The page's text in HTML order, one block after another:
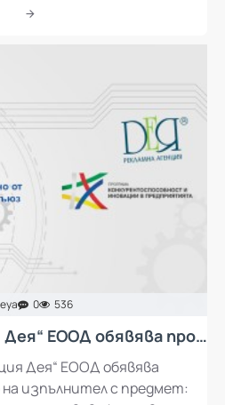
0 536
„Рекламна Агенция Дея“ ЕООД обявява процедура за избор на изпълнител с предмет: Доставка, инсталация и въвеждане в експлоатация на специализирано оборудване за производство на рекламни материали
Дея“ ЕООД обявява
на изпълнител с предмет: